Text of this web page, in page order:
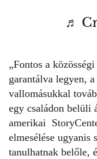
♬
„Fontos a
garantálva legyen,
vallomásukkal
egy családon belüli
amerikai
elmesélése ugyanis
tanulhatnak belőle,